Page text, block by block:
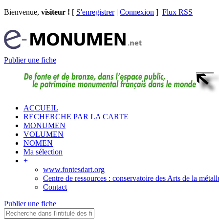
Bienvenue, visiteur ! [ S'enregistrer| Connexion ] Flux RSS
Publier une fiche
ACCUEIL
RECHERCHE PAR LA CARTE
MONUMEN
VOLUMEN
NOMEN
Ma sélection
+
www.fontesdart.org
Centre de ressources : conservatoire des Arts de la
Contact
Publier une fiche